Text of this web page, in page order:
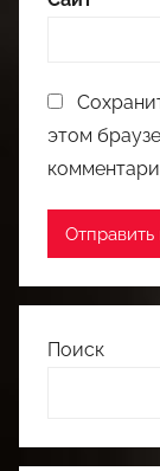
этом
Поиск